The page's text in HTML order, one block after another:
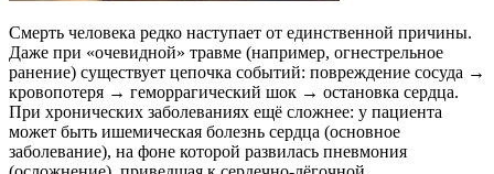
Смерть человека редко наступает от единственной причины.
Даже при «очевидной» травме (например, огнестрельное
ранение) существует цепочка событий: повреждение сосуда →
кровопотеря → геморрагический шок → остановка сердца.
При хронических заболеваниях ещё сложнее: у пациента
может быть ишемическая болезнь сердца (основное
заболевание), на фоне которой развилась пневмония